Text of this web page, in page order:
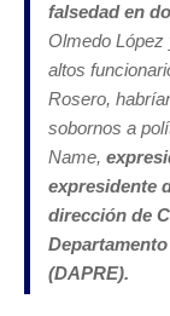
falsedad en
Olmedo López
altos
Rosero,
sobornos a
Name,
expresidente
dirección de
(DAPRE).